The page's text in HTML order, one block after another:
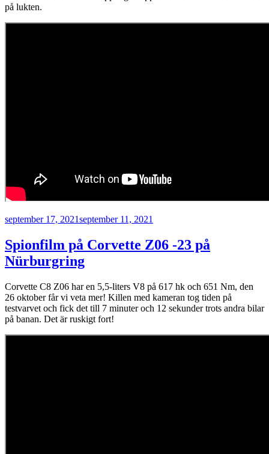
på lukten.
Publicerat
september 17, 2021september 11, 2021
Spionfilm på Corvette Z06 -23 på
Nürburgring
Corvette C8 Z06 har en 5,5-liters V8 på 617 hk och 651 Nm, den
26 oktober får vi veta mer! Killen med kameran tog tiden på
testvarvet och fick det till 7 minuter och 12 sekunder trots andra bilar
på banan. Det är ruskigt fort!